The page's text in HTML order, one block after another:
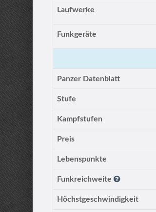
Laufwerke
Funkgeräte
Panzer Datenblatt
Stufe
Kampfstufen
Preis
Lebenspunkte
Funkreichweite
Höchstgeschwindigkeit